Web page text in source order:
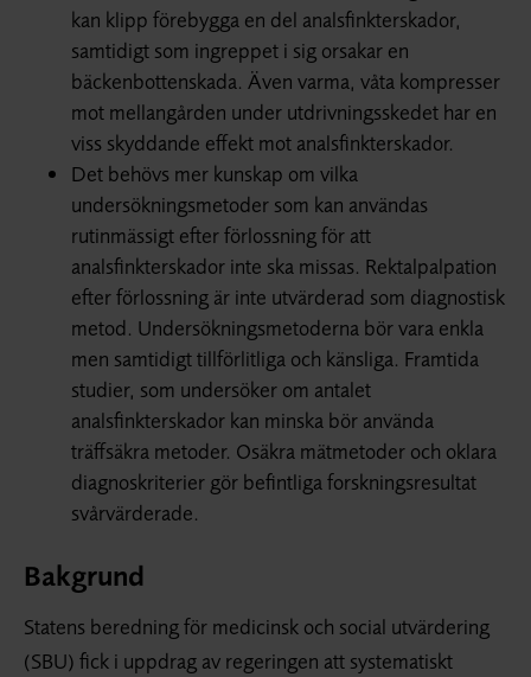
kan klipp förebygga en del analsfinkterskador,
samtidigt som ingreppet i sig orsakar en
bäckenbottenskada. Även varma, våta kompresser
mot mellangården under utdrivningsskedet har en
viss skyddande effekt mot analsfinkterskador.
Det behövs mer kunskap om vilka
undersökningsmetoder som kan användas
rutinmässigt efter förlossning för att
analsfinkterskador inte ska missas. Rektalpalpation
efter förlossning är inte utvärderad som diagnostisk
metod. Undersökningsmetoderna bör vara enkla
men samtidigt tillförlitliga och känsliga. Framtida
studier, som undersöker om antalet
analsfinkterskador kan minska bör använda
träffsäkra metoder. Osäkra mätmetoder och oklara
diagnoskriterier gör befintliga forskningsresultat
svårvärderade.
Bakgrund
Statens beredning för medicinsk och social utvärdering
(SBU) fick i uppdrag av regeringen att systematiskt